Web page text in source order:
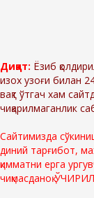
Диққат: Ёзиб
изох узоғи билан
вақт ўтгач хам
чиқарилмаганлик
Сайтимизда
диний тарғибот,
қимматни ерга
чиқмасданоқ